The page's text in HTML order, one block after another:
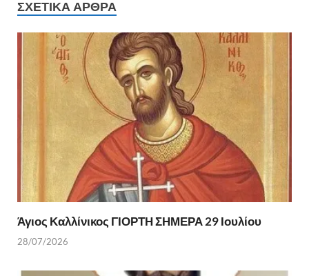
b
o
o
er es
t
σ
τε
ίτ
ε
ΣΧΕΤΙΚΆ ΆΡΘΡΑ
Άγιος Καλλίνικος ΓΙΟΡΤΗ ΣΗΜΕΡΑ 29 Ιουλίου
28/07/2026